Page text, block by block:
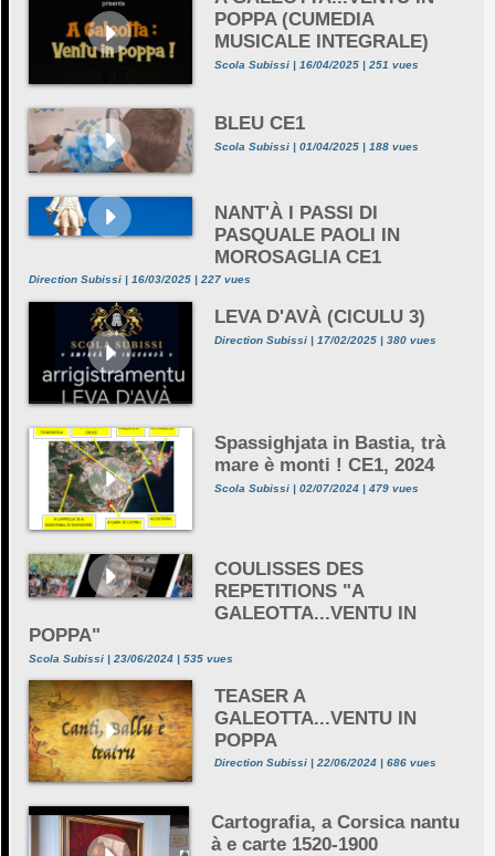
POPPA (CUMEDIA
MUSICALE INTEGRALE)
Scola Subissi | 16/04/2025 | 251 vues
BLEU CE1
Scola Subissi | 01/04/2025 | 188 vues
NANT'À I PASSI DI
PASQUALE PAOLI IN
MOROSAGLIA CE1
Direction Subissi | 16/03/2025 | 227 vues
LEVA D'AVÀ (CICULU 3)
Direction Subissi | 17/02/2025 | 380 vues
Spassighjata in Bastia, trà
mare è monti ! CE1, 2024
Scola Subissi | 02/07/2024 | 479 vues
COULISSES DES
REPETITIONS "A
GALEOTTA...VENTU IN
POPPA"
Scola Subissi | 23/06/2024 | 535 vues
TEASER A
GALEOTTA...VENTU IN
POPPA
Direction Subissi | 22/06/2024 | 686 vues
Cartografia, a Corsica nantu
à e carte 1520-1900